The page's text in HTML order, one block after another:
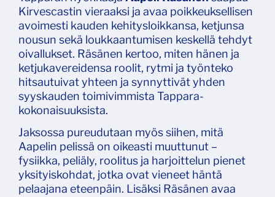
Kirvescastin vieraaksi ja avaa poikkeuksellisen
avoimesti kauden kehitysloikkansa, ketjunsa
nousun sekä loukkaantumisen keskellä tehdyt
oivallukset. Räsänen kertoo, miten hänen ja
ketjukavereidensa roolit, rytmi ja työnteko
hitsautuivat yhteen ja synnyttivät yhden
syyskauden toimivimmista Tappara-
kokonaisuuksista.
Jaksossa pureudutaan myös siihen, mitä
Aapelin pelissä on oikeasti muuttunut –
fysiikka, peliäly, roolitus ja harjoittelun pienet
yksityiskohdat, jotka ovat vieneet häntä
pelaajana eteenpäin. Lisäksi Räsänen avaa